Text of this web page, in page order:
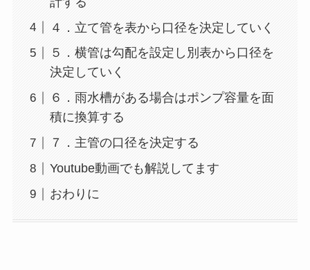
４．立て管を表から口径を決定していく
５．横管は勾配を設定し別表から口径を
決定していく
６．雨水槽がある場合はポンプ容量を面
積に換算する
７．主管の口径を決定する
Youtube動画でも解説してます
おわりに